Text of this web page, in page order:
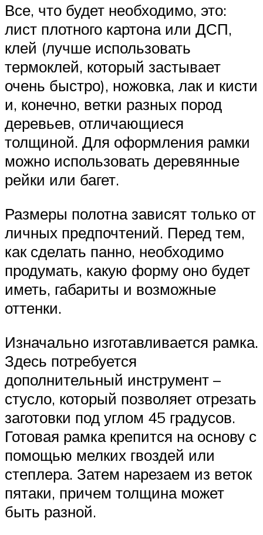
Все, что будет необходимо, это:
лист плотного картона или ДСП,
клей (лучше использовать
термоклей, который застывает
очень быстро), ножовка, лак и кисти
и, конечно, ветки разных пород
деревьев, отличающиеся
толщиной. Для оформления рамки
можно использовать деревянные
рейки или багет.
Размеры полотна зависят только от
личных предпочтений. Перед тем,
как сделать панно, необходимо
продумать, какую форму оно будет
иметь, габариты и возможные
оттенки.
Изначально изготавливается рамка.
Здесь потребуется
дополнительный инструмент –
стусло, который позволяет отрезать
заготовки под углом 45 градусов.
Готовая рамка крепится на основу с
помощью мелких гвоздей или
степлера. Затем нарезаем из веток
пятаки, причем толщина может
быть разной.